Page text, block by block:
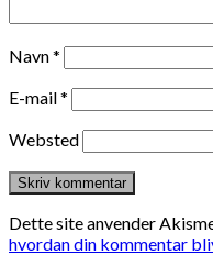
Navn*
E-mail*
Websted
Dette site anvender
hvordan din kommentar